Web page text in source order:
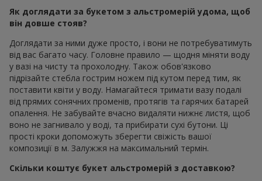
Як доглядати за букетом з альстромерій удома, щоб
він довше стояв?
Доглядати за ними дуже просто, і вони не потребуватимуть
від вас багато часу. Головне правило — щодня міняти воду
у вазі на чисту та прохолодну. Також обов'язково
підрізайте стебла гострим ножем під кутом перед тим, як
поставити квіти у воду. Намагайтеся тримати вазу подалі
від прямих сонячних променів, протягів та гарячих батарей
опалення. Не забувайте вчасно видаляти нижнє листя, щоб
воно не загнивало у воді, та прибирати сухі бутони. Ці
прості кроки допоможуть зберегти свіжість вашої
композиції в м. Залужжя на максимальний термін.
Скільки коштує букет альстромерій з доставкою?